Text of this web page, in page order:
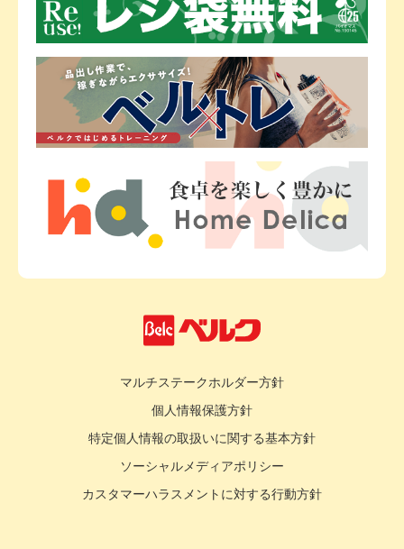
マルチステークホルダー方針
個人情報保護方針
特定個人情報の取扱いに関する基本方針
ソーシャルメディアポリシー
カスタマーハラスメントに対する行動方針